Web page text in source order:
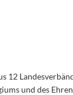
12
und des